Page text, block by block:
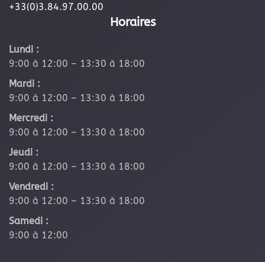
+33(0)3.84.97.00.00
Horaires
Lundi :
9:00 à 12:00 – 13:30 à 18:00
Mardi :
9:00 à 12:00 – 13:30 à 18:00
Mercredi :
9:00 à 12:00 – 13:30 à 18:00
Jeudi :
9:00 à 12:00 – 13:30 à 18:00
Vendredi :
9:00 à 12:00 – 13:30 à 18:00
Samedi :
9:00 à 12:00